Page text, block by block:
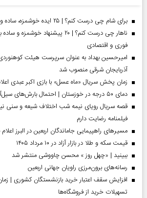
برای شام چی درست کنم؟ | ۲۵ ایده خوشمزه، ساده و فوری برای شام امشب
ناهار چی درست کنم؟ | ۲۰ پیشنهاد
فوری و اقتصادی
امیرحسین بهداد به عنوان سرپرست هیئت
آذربایجان شرقی منصوب شد
زمان پخش سریال «ماه عسل» با بازی اکبر عبدی
دمای ۵۰ درجه در خوزستان | احتمال بارش‌های سیل‌آسا در ۳ استان
قصه سریال رویای نیمه شب اختلاف شیعه و سنی
فیلمنامه رضایت دارم
مسیر‌های راهپیمایی جاماندگان اربعین در البرز
قیمت سکه و طلا در بازار آزاد در ۱۰ مرداد ۱۴۰۵
ببینید | «چهل روز » محسن چاووشی منتشر شد
رسانه‌های برون‌مرزی راویان جهانی اربعین
افزایش سقف اعتبار خرید بازنشستگان کشوری |
تسهیلات خرید از فروشگاه‌ها